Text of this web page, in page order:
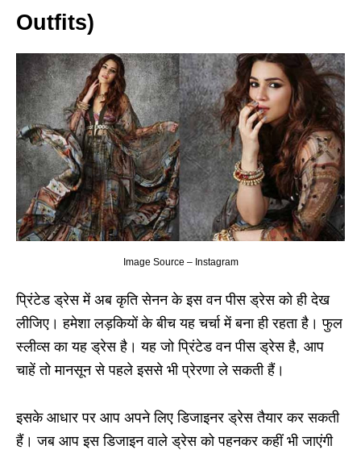
Outfits)
Image Source – Instagram
प्रिंटेड ड्रेस में अब कृति सेनन के इस वन पीस ड्रेस को ही देख
लीजिए। हमेशा लड़कियों के बीच यह चर्चा में बना ही रहता है। फुल
स्लीव्स का यह ड्रेस है। यह जो प्रिंटेड वन पीस ड्रेस है, आप
चाहें तो मानसून से पहले इससे भी प्रेरणा ले सकती हैं।
इसके आधार पर आप अपने लिए डिजाइनर ड्रेस तैयार कर सकती
हैं। जब आप इस डिजाइन वाले ड्रेस को पहनकर कहीं भी जाएंगी